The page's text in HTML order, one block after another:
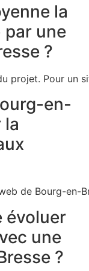
la
par une
?
projet. Pour un
en-
la
de Bourg-en-
évoluer
une
?